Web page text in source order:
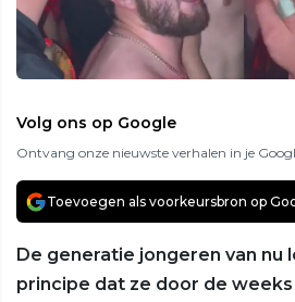
Volg ons op Google
Ontvang onze nieuwste verhalen in je
Toevoegen als voorkeursbron op
De generatie jongeren van nu
principe dat ze door de